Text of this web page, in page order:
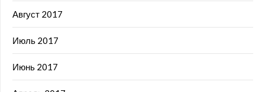
Август 2017
Июль 2017
Июнь 2017